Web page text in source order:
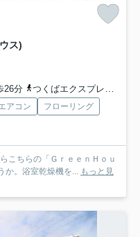
ス)
26分
つくばエクスプレス「八潮」駅 バス19分 「木曽根」 停歩5分
エアコン
フローリング
こちらの「ＧｒｅｅｎＨｏｕ
か。浴室乾燥機を...
もっと見